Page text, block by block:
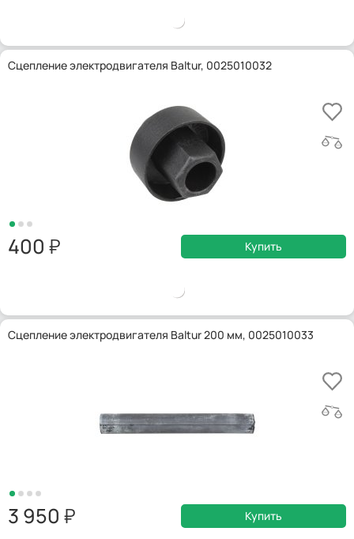
Сцепление электродвигателя Baltur, 0025010032
400 Купить
Сцепление электродвигателя Baltur 200 мм, 0025010033
3 950 Купить